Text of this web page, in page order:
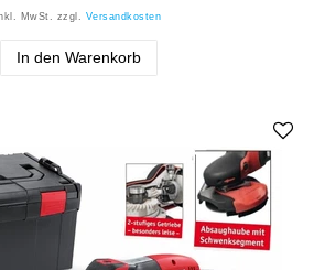
MwSt. zzgl. Versandkosten
In den Warenkorb